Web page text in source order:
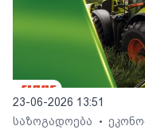
23-06-2026 13:51
საზოგადოება
•